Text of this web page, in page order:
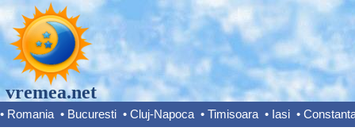
vremea.net
• Romania • Bucuresti • Cluj-Napoca • Timisoara • Iasi •